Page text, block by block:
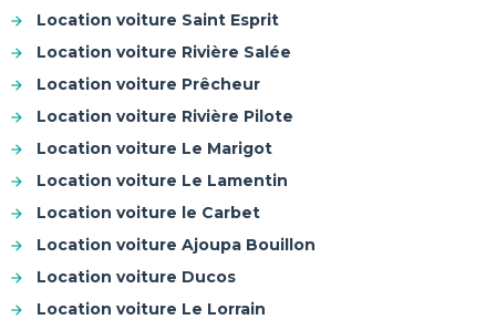
Location voiture Saint Esprit
Location voiture Rivière Salée
Location voiture Prêcheur
Location voiture Rivière Pilote
Location voiture Le Marigot
Location voiture Le Lamentin
Location voiture le Carbet
Location voiture Ajoupa Bouillon
Location voiture Ducos
Location voiture Le Lorrain